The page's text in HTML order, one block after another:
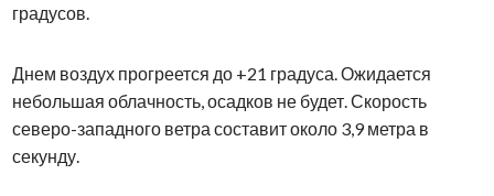
градусов.
Днем воздух прогреется до +21 градуса. Ожидается
небольшая облачность, осадков не будет. Скорость
северо-западного ветра составит около 3,9 метра в
секунду.